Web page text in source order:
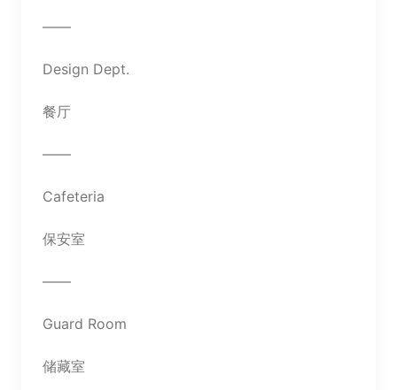
——
Design Dept.
餐厅
——
Cafeteria
保安室
——
Guard Room
储藏室